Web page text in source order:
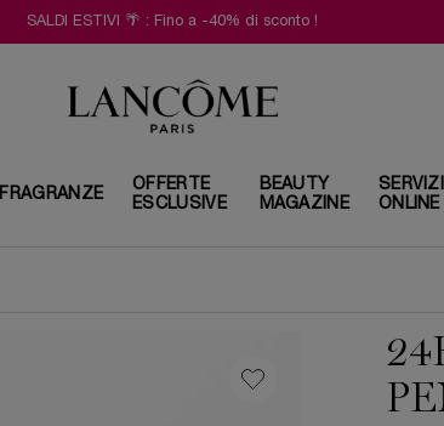
SALDI ESTIVI 🌴 : Fino a -40% di sconto !
FRAGRANZE
OFFERTE
ESCLUSIVE
BEAUTY
MAGAZINE
SERVIZI
ONLINE